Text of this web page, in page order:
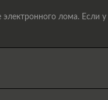
лома. Если у